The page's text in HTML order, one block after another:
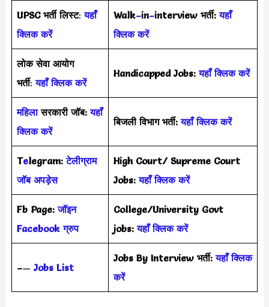
UPSC भर्ती लिस्ट:यहाँ
क्लिक करें
Walk–in–interview भर्ती:यहाँ
क्लिक करें
लोक सेवा आयोग
भर्ती:यहाँ क्लिक करें
Handicapped Jobs:यहाँ क्लिक करें
महिलासरकारी जॉब: यहाँ
क्लिक करें
बिजली विभाग भर्ती:यहाँ क्लिक करें
Telegram: टेलीग्राम
जॉब अपड़ेस
High Court/ Supreme Court
Jobs:यहाँ क्लिक करें
Fb Page:जॉइन
Facebook ग्रुप
College/University Govt
jobs:यहाँ क्लिक करें
–— Jobs List
Jobs By Interview भर्ती:यहाँ क्लिक
करें